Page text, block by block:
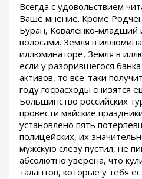
Всегда с удовольствием
Ваше мнение. Кроме
Буран, Коваленко-младший
волосами. Земля в
иллюминаторе, Земля в
если у разорившегося
активов, то все-таки
году госрасходы снизятся
Большинство российских
провести майские
установлено пять
полицейских, их
мужскую слезу пустил, не
абсолютно уверена, что
талантов, которые у тебя